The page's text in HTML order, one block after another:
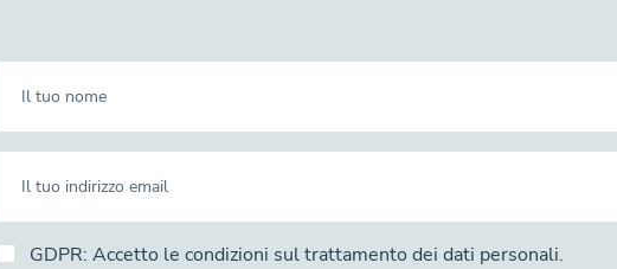
GDPR: Accetto le condizioni sul trattamento dei dati personali.